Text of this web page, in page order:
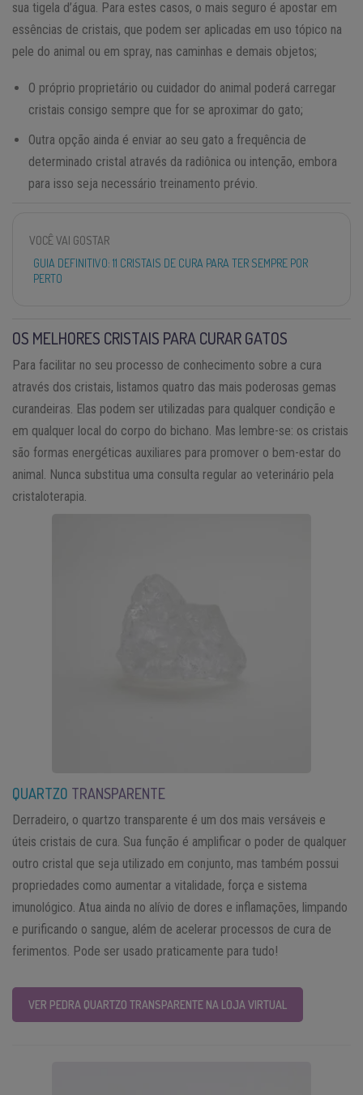
sua tigela d’água. Para estes casos, o mais seguro é apostar em
essências de cristais, que podem ser aplicadas em uso tópico na
pele do animal ou em spray, nas caminhas e demais objetos;
O próprio proprietário ou cuidador do animal poderá carregar
cristais consigo sempre que for se aproximar do gato;
Outra opção ainda é enviar ao seu gato a frequência de
determinado cristal através da radiônica ou intenção, embora
para isso seja necessário treinamento prévio.
VOCÊ VAI GOSTAR
GUIA DEFINITIVO: 11 CRISTAIS DE CURA PARA TER SEMPRE POR
PERTO
OS MELHORES CRISTAIS PARA CURAR GATOS
Para facilitar no seu processo de conhecimento sobre a cura
através dos cristais, listamos quatro das mais poderosas gemas
curandeiras. Elas podem ser utilizadas para qualquer condição e
em qualquer local do corpo do bichano. Mas lembre-se: os cristais
são formas energéticas auxiliares para promover o bem-estar do
animal. Nunca substitua uma consulta regular ao veterinário pela
cristaloterapia.
QUARTZO TRANSPARENTE
Derradeiro, o quartzo transparente é um dos mais versáveis e
úteis cristais de cura. Sua função é amplificar o poder de qualquer
outro cristal que seja utilizado em conjunto, mas também possui
propriedades como aumentar a vitalidade, força e sistema
imunológico. Atua ainda no alívio de dores e inflamações, limpando
e purificando o sangue, além de acelerar processos de cura de
ferimentos. Pode ser usado praticamente para tudo!
VER PEDRA QUARTZO TRANSPARENTE NA LOJA VIRTUAL